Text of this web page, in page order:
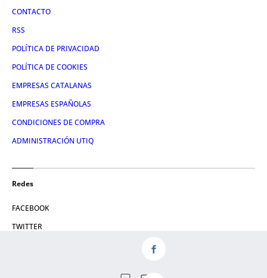
CONTACTO
RSS
POLÍTICA DE PRIVACIDAD
POLÍTICA DE COOKIES
EMPRESAS CATALANAS
EMPRESAS ESPAÑOLAS
CONDICIONES DE COMPRA
ADMINISTRACIÓN UTIQ
Redes
FACEBOOK
TWITTER